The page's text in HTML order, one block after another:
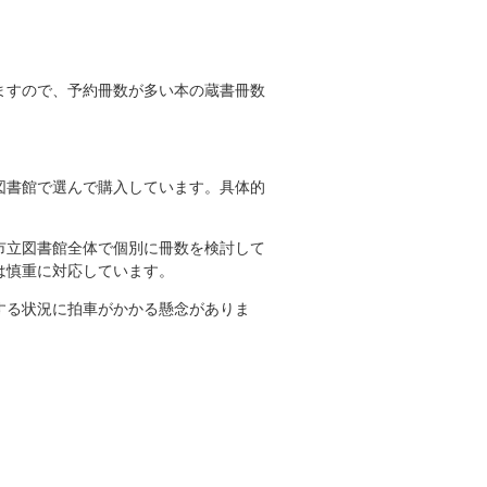
ので、予約冊数が多い本の蔵書冊数
館で選んで購入しています。具体的
図書館全体で個別に冊数を検討して
重に対応しています。
状況に拍車がかかる懸念がありま